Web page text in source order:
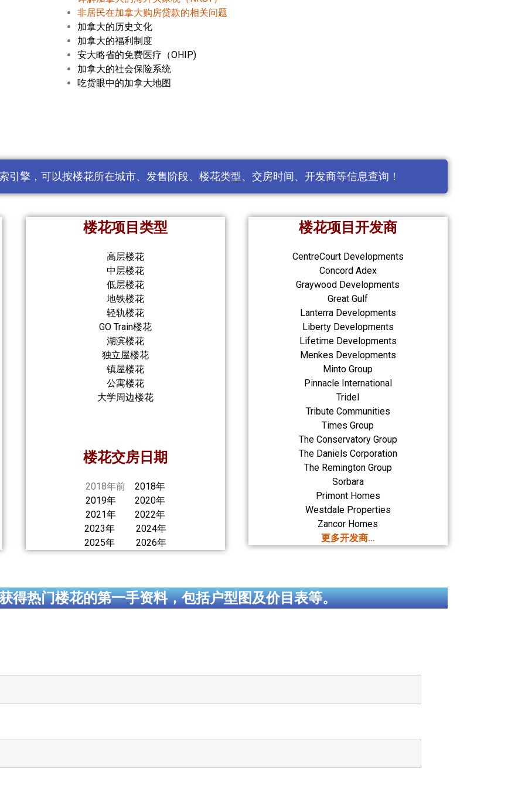
非居民在加拿大购房贷款的相关问题​
加拿大的历史文化
加拿大的福利制度
安大略省的免费医疗（OHIP)
加拿大的社会保险系统
吃货眼中的加拿大地图
引擎，可以按楼花所在城市、发售阶段、楼花类型、交房时间、开发商等信息查询！
楼花项目类型
高层楼花
中层楼花
低层楼花
地铁楼花
轻轨楼花
GO Train楼花
湖滨楼花
独立屋楼花
镇屋楼花
公寓楼花
大学周边楼花
楼花交房日期
2018年前
2018年
2019年
2020年
2021年
2022年
2023年
2024年
2025年
2026年
楼花项目开发商
CentreCourt Developments
Concord Adex
Graywood Developments
Great Gulf
Lanterra Developments
Liberty Developments
Lifetime Developments
Menkes Developments
Minto Group
Pinnacle International
Tridel
Tribute Communities
Times Group
The Conservatory Group
The Daniels Corporation
The Remington Group
Sorbara
Primont Homes
Westdale Properties
Zancor Homes
更多开发商…
得热门楼花的第一手资料，包括户型图及价目表等。